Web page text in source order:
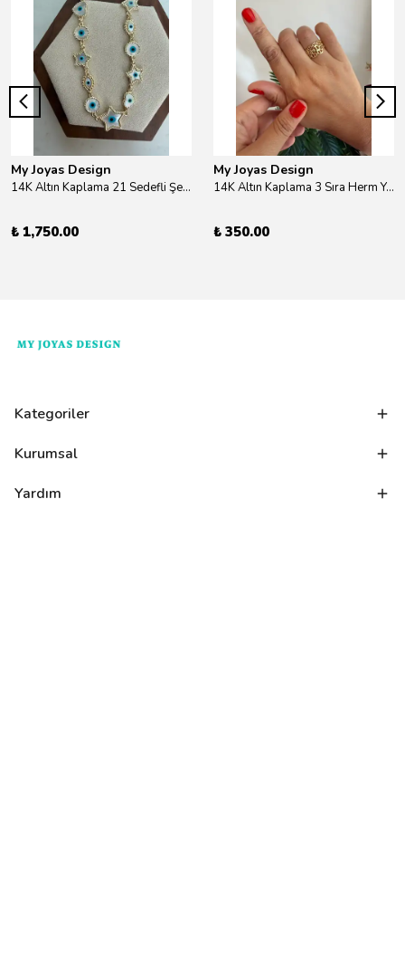
My Joyas Design
14K Altın Kaplama 21 Sedefli Şekiller Kolye 46cm
₺ 1,750.00
My Joyas Design
14K Altın Kaplama 3 Sıra Herm Yüzük Gold
₺ 350.00
Kategoriler
Kurumsal
Yardım